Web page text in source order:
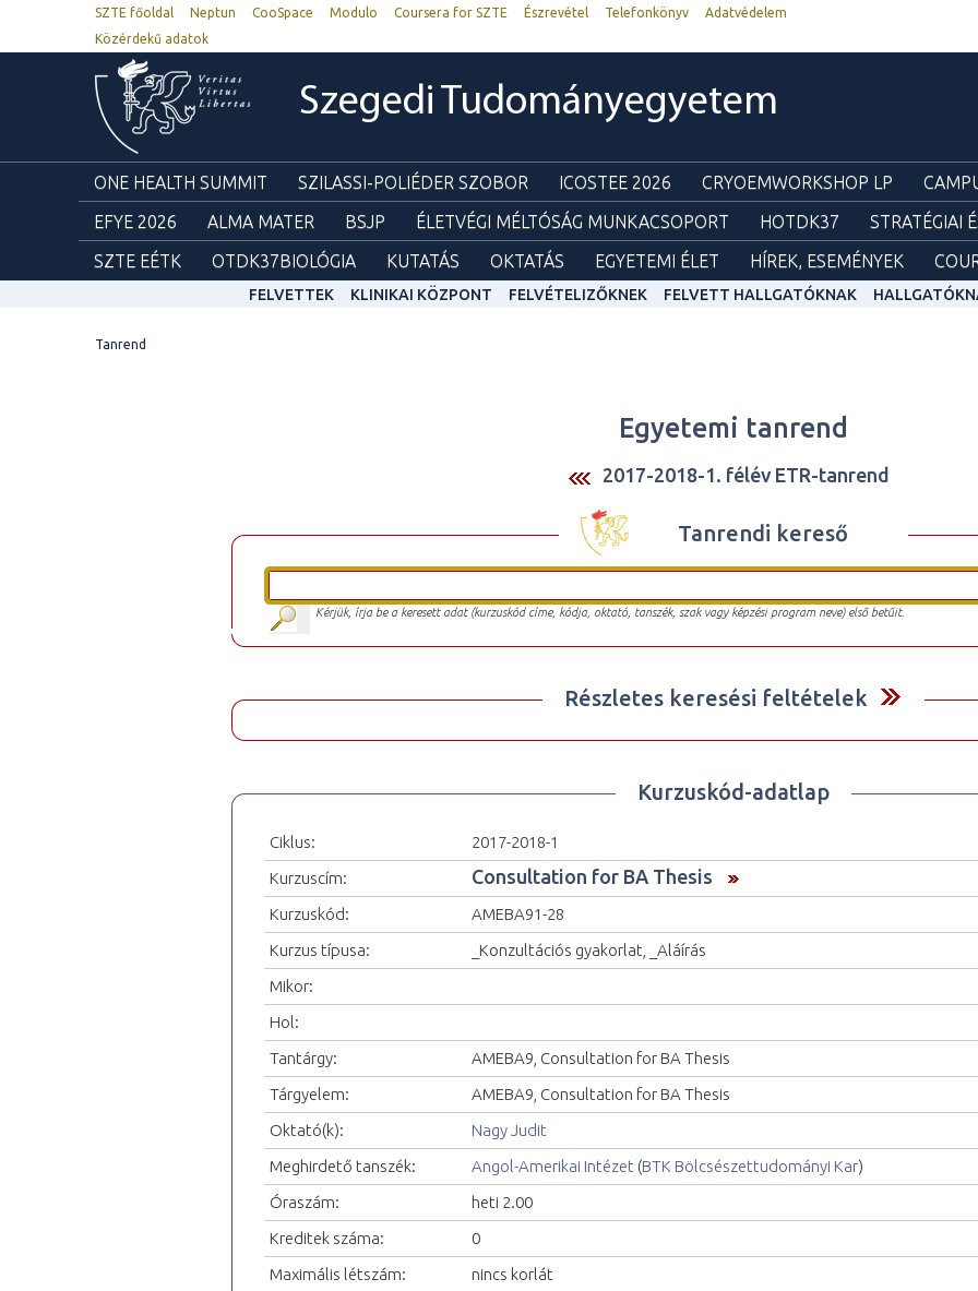
SZTE főoldal Neptun CooSpace Modulo Coursera for SZTE Észrevétel Telefonkönyv
Adatvédelem
Közérdekű adatok
Szegedi Tudományegyetem
ONE HEALTH SUMMIT SZILASSI-POLIÉDER SZOBOR ICOSTEE 2026 CRYOEMWORKSHOP LP
EFYE 2026
ALMA MATER BSJP ÉLETVÉGI MÉLTÓSÁG MUNKACSOPORT HOTDK37 STRATÉGIAI
SZTE EÉTK
OTDK37BIOLÓGIA KUTATÁS OKTATÁS EGYETEMI ÉLET HÍREK, ESEMÉNYEK
FELVETTEK KLINIKAI KÖZPONT FELVÉTELIZŐKNEK FELVETT HALLGATÓKNAK
Tanrend
Egyetemi tanrend
2017-2018-1. félév ETR-tanrend
Tanrendi kereső
Kérjük, írja be a keresett adat (kurzuskód címe, kódja, oktató, tanszék, szak vagy képzési program neve) első betűit.
Részletes keresési feltételek
Kurzuskód-adatlap
Ciklus:
2017-2018-1
Kurzuscím:
Consultation for BA Thesis
Kurzuskód:
AMEBA91-28
Kurzus típusa:
_Konzultációs gyakorlat, _Aláírás
Mikor:
Hol:
Tantárgy:
AMEBA9, Consultation for BA Thesis
Tárgyelem:
AMEBA9, Consultation for BA Thesis
Oktató(k):
Nagy Judit
Meghirdető tanszék:
Angol-Amerikai Intézet (BTK Bölcsészettudományi Kar)
Óraszám:
heti 2.00
Kreditek száma:
0
Maximális létszám:
nincs korlát